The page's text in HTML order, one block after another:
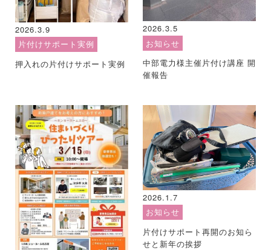
2026.3.9
片付けサポート実例
押入れの片付けサポート実例
2026.3.5
お知らせ
中部電力様主催片付け講座 開
催報告
2026.1.7
お知らせ
片付けサポート再開のお知ら
せと新年の挨拶